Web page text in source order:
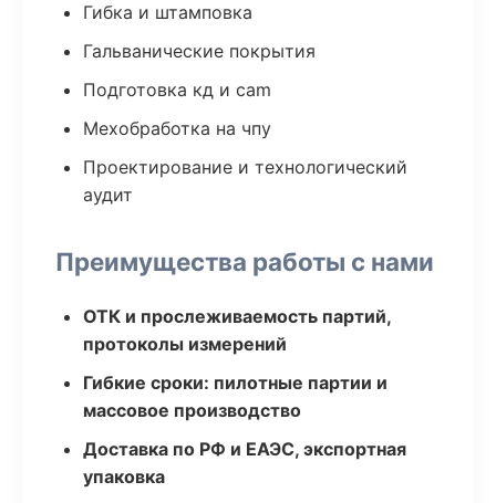
Гибка и штамповка
Гальванические покрытия
Подготовка кд и cam
Мехобработка на чпу
Проектирование и технологический
аудит
Преимущества работы с нами
ОТК и прослеживаемость партий,
протоколы измерений
Гибкие сроки: пилотные партии и
массовое производство
Доставка по РФ и ЕАЭС, экспортная
упаковка